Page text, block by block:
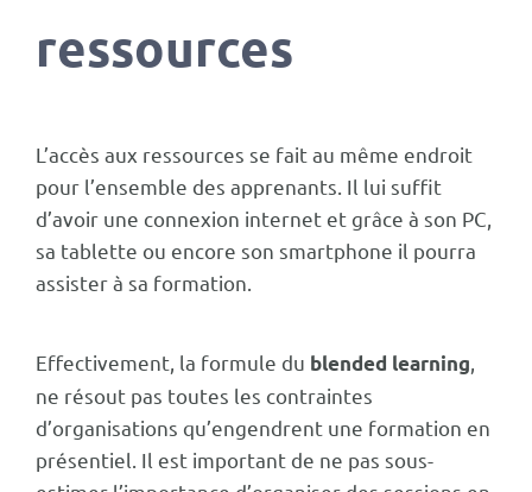
ressources
L’accès aux ressources se fait au même endroit
pour l’ensemble des apprenants. Il lui suffit
d’avoir une connexion internet et grâce à son PC,
sa tablette ou encore son smartphone il pourra
assister à sa formation.
Effectivement, la formule du blended learning
ne résout pas toutes les contraintes
d’organisations qu’engendrent une formation en
présentiel. Il est important de ne pas sous-